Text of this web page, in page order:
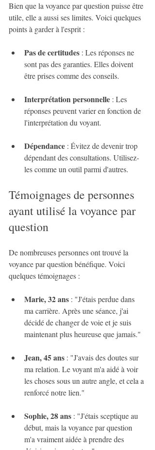
Bien que la voyance par question puisse être
utile, elle a aussi ses limites. Voici quelques
points à garder à l'esprit :
Pas de certitudes : Les réponses ne
sont pas des garanties. Elles doivent
être prises comme des conseils.
Interprétation personnelle : Les
réponses peuvent varier en fonction de
l'interprétation du voyant.
Dépendance : Évitez de devenir trop
dépendant des consultations. Utilisez-
les comme un outil parmi d'autres.
Témoignages de personnes
ayant utilisé la voyance par
question
De nombreuses personnes ont trouvé la
voyance par question bénéfique. Voici
quelques témoignages :
Marie, 32 ans : "J'étais perdue dans
ma carrière. Après une séance, j'ai
décidé de changer de voie et je suis
maintenant plus heureuse que jamais."
Jean, 45 ans : "J'avais des doutes sur
ma relation. Le voyant m'a aidé à voir
les choses sous un autre angle, et cela a
renforcé notre lien."
Sophie, 28 ans : "J'étais sceptique au
début, mais la voyance par question
m'a vraiment aidée à prendre des